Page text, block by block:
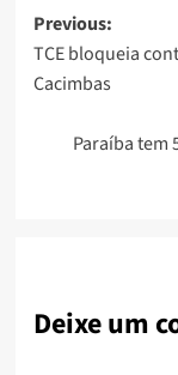
Post
Previous:
TCE bloqueia
Cacimbas
Paraíba tem
Deixe um